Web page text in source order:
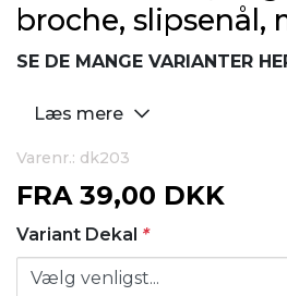
broche, slipsenål,
SE DE MANGE VARIANTER
Læs mere
Varenr.: dk203
FRA 39,00 DKK
Variant Dekal *